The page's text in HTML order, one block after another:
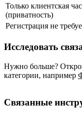
Только клиентская
(приватность)
Регистрация не
Исследовать
Нужно больше?
категории, например
Связанные